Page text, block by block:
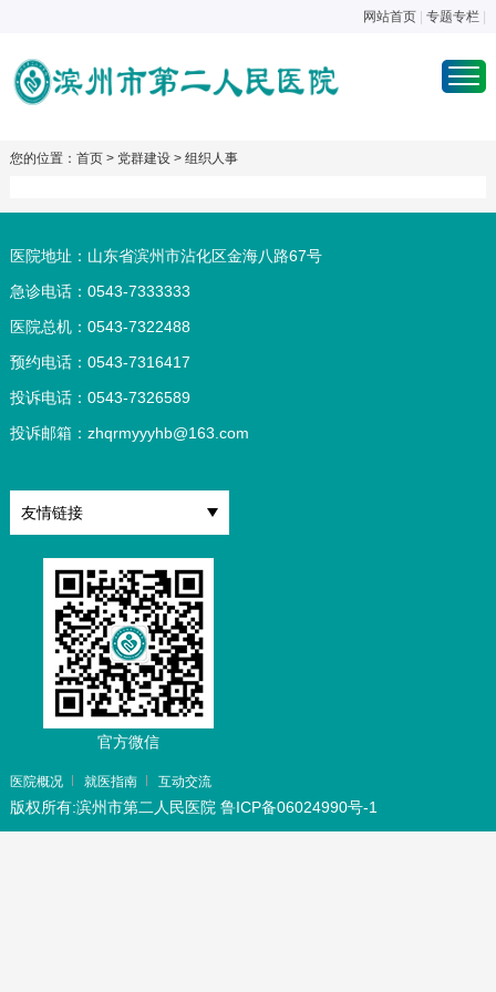
网站首页 |专题专栏
您的位置： 首页> 党群建设> 组织人事
医院地址：山东省滨州市沾化区金海八路67号
急诊电话：0543-7333333
医院总机：0543-7322488
预约电话：0543-7316417
投诉电话：0543-7326589
投诉邮箱： zhqrmyyyhb@163.com
友情链接
官方微信
医院概况 就医指南 互动交流
版权所有:滨州市第二人民医院 鲁ICP备06024990号-1